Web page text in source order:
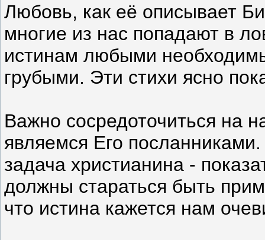
Любовь, как её описывает
многие из нас попадают в
истинам любыми
грубыми. Эти стихи ясно
Важно сосредоточиться на
являемся Его
задача христианина -
должны стараться быть
что истина кажется нам